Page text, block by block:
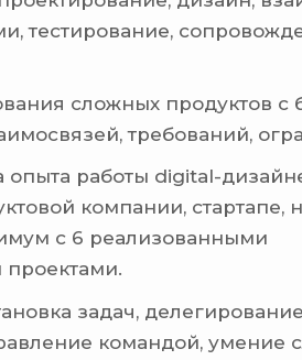
тестирование,
сложных продуктов с
требований,
работы digital-
компании, стартапе,
с 6 реализованными
задач,
командой, умение